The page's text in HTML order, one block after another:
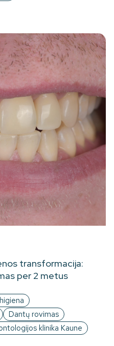
transformacija:
per 2 metus
Dantų rovimas
klinika Kaune